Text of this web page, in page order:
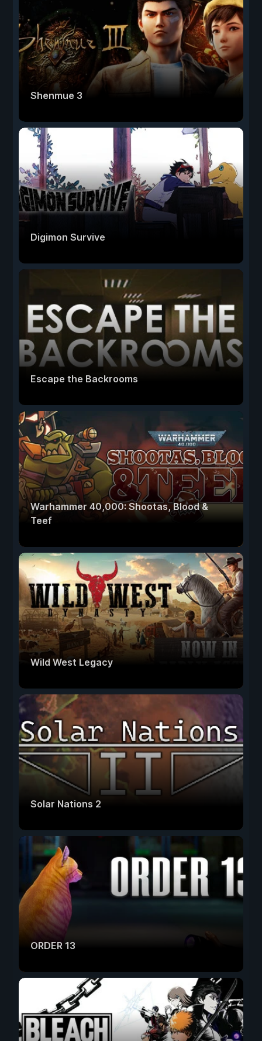
Shenmue 3
Digimon Survive
Escape the Backrooms
Warhammer 40,000: Shootas, Blood &
Teef
Wild West Legacy
Solar Nations 2
ORDER 13